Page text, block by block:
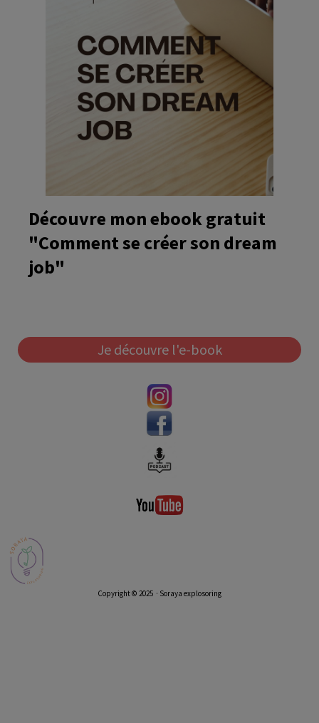
Découvre mon ebook gratuit
"Comment se créer son dream
job"
Je découvre l'e-book
Copyright © 2025 · Soraya explosoring